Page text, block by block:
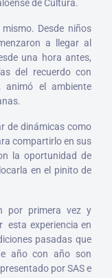
de Cultura.
Desde niños
a llegar al
una hora antes,
del recuerdo con
animó el ambiente
de dinámicas como
compartirlo en sus
la oportunidad de
en el pinito de
por primera vez y
esta experiencia en
pasadas que
año con año son
por SAS e